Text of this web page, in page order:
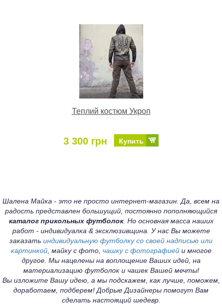
Теплий костюм Укроп
3 300 грн Купить
Шалена Майка - это не просто интернет-магазин. Да, всем на
радость представлен большущий, постоянно пополняющийся
каталог прикольных футболок. Но основная масса наших
работ - индивидуалка & эксклюзивщина. У нас Вы можете
заказать индивидуальную футболку со своей надписью или
картинкой, майку с фото, чашку с фотографиейи многое
другое. Мы нацелены на воплощение Ваших идей, на
материализацию футболок и чашек Вашей мечты!
Вы изложите Вашу идею, а мы подскажем, как лучше, поможем,
доработаем, подберем! Добрые Дизайнеры помогут Вам
сделать настоящий шедевр.